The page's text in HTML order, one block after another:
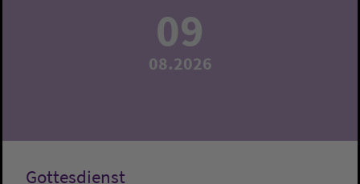
09
08.2026
Gottesdienst